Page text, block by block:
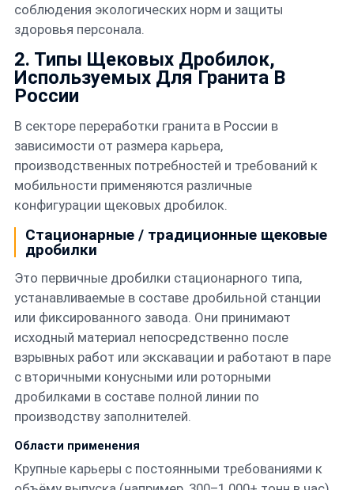
соблюдения экологических норм и защиты
здоровья персонала.
2. Типы Щековых Дробилок,
Используемых Для Гранита В
России
В секторе переработки гранита в России в
зависимости от размера карьера,
производственных потребностей и требований к
мобильности применяются различные
конфигурации щековых дробилок.
Стационарные / традиционные щековые
дробилки
Это первичные дробилки стационарного типа,
устанавливаемые в составе дробильной станции
или фиксированного завода. Они принимают
исходный материал непосредственно после
взрывных работ или экскавации и работают в паре
с вторичными конусными или роторными
дробилками в составе полной линии по
производству заполнителей.
Области применения
Крупные карьеры с постоянными требованиями к